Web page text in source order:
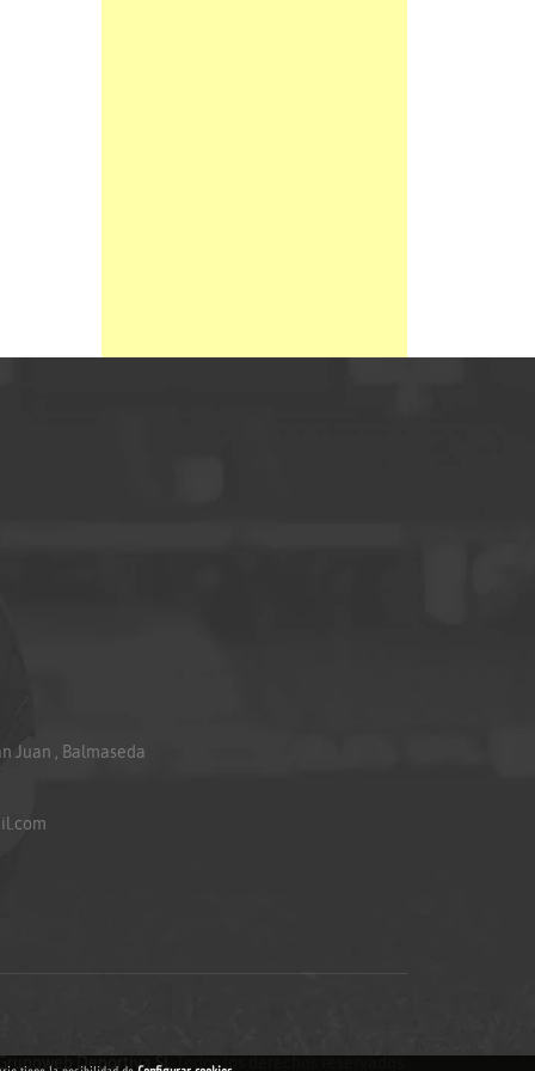
Juan , Balmaseda
Grupoweb Deportiva SL .Todos los derechos reservados.